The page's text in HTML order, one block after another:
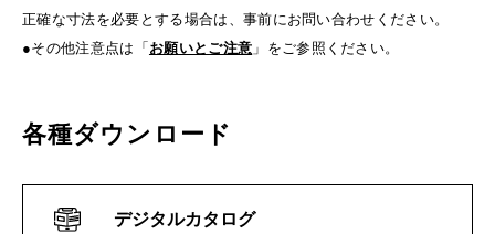
正確な寸法を必要とする場合は、事前にお問い合わせください。
●その他注意点は「お願いとご注意 」をご参照ください。
各種ダウンロード
デジタルカタログ